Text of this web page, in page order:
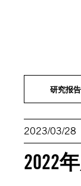
研究报告
2023/03/28
2022